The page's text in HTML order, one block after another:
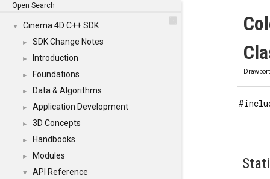
Open Search
▼ Cinema 4D C++ SDK
► SDK Change Notes
► Introduction
► Foundations
► Data & Algorithms
► Application Development
► 3D Concepts
► Handbooks
► Modules
▼ API Reference
Drawport